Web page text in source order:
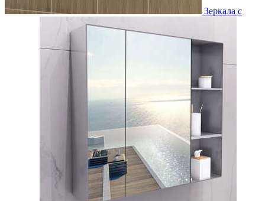
Зеркала с